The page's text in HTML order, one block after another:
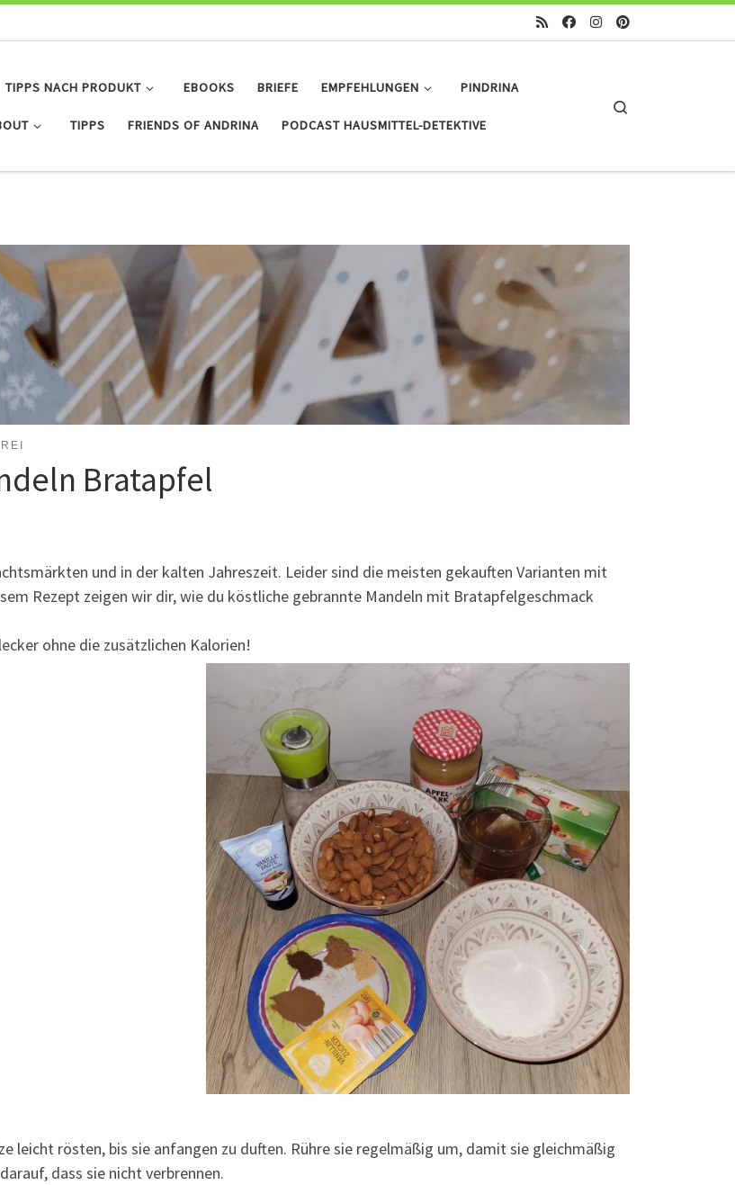
TIPPS NACH PRODUKT EBOOKS BRIEFE EMPFEHLUNGEN PINDRINA
TIPPS FRIENDS OF ANDRINA PODCAST HAUSMITTEL-DETEKTIVE
Bratapfel
und in der kalten Jahreszeit. Leider sind die meisten gekauften Varianten mit
Rezept zeigen wir dir, wie du köstliche gebrannte Mandeln mit Bratapfelgeschmack
ohne die zusätzlichen Kalorien!
leicht rösten, bis sie anfangen zu duften. Rühre sie regelmäßig um, damit sie gleichmäßig
dass sie nicht verbrennen.